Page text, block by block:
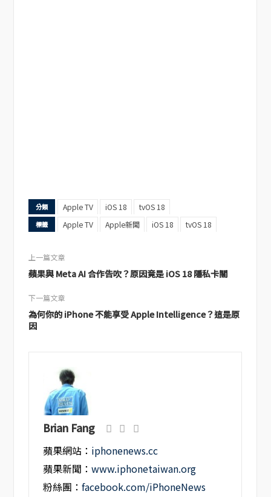
分類 Apple TV iOS 18 tvOS 18
標籤 Apple TV Apple新聞 iOS 18 tvOS 18
上一篇文章
蘋果與 Meta AI 合作告吹？原因竟是 iOS 18 隱私卡關
下一篇文章
為何你的 iPhone 不能享受 Apple Intelligence？這是原
因
Brian Fang
蘋果網站： iphonenews.cc
蘋果新聞：www.iphonetaiwan.org
粉絲團：facebook.com/iPhoneNews